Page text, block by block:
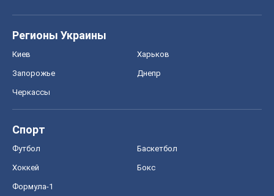
Регионы Украины
Киев Харьков
Запорожье Днепр
Черкассы
Спорт
Футбол Баскетбол
Хоккей Бокс
Формула-1